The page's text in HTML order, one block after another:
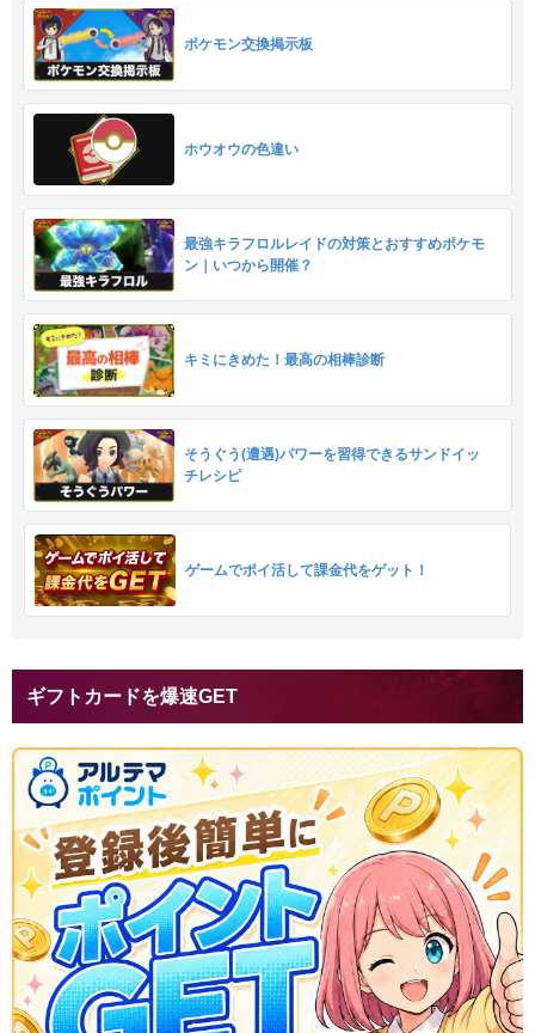
ポケモン交換掲示板
ホウオウの色違い
最強キラフロルレイドの対策とおすすめポケモ
ン｜いつから開催？
キミにきめた！最高の相棒診断
そうぐう(遭遇)パワーを習得できるサンドイッ
チレシピ
ゲームでポイ活して課金代をゲット！
ギフトカードを爆速GET